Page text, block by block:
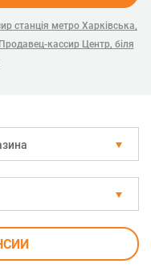
станція метро Харківська,
Продавец-кассир Центр, біля